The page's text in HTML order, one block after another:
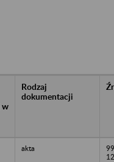
w
Rodzaj
dokumentacji
akta